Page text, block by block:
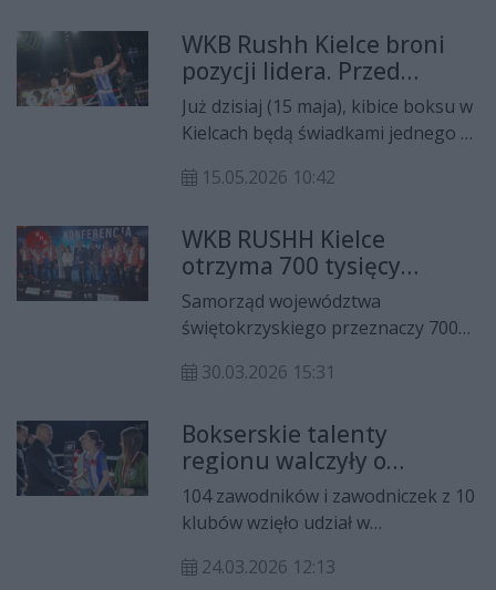
zawodników WKB RUSHH Kielce,
którzy przez najbliższy tydzień
będą rywalizować o medale
krajowej imprezy.
WKB Rushh Kielce broni
pozycji lidera. Przed
drużyną starcie z
Pomorzaninem Toruń
Już dzisiaj (15 maja), kibice boksu w
Kielcach będą świadkami jednego z
kolejki Polskiej Ligi Boksu. Lider
się we własnej hali z Pomorzaninem
Boxing Team Toruń. Początek tego
starcia o godzinie 16:40.
15.05.2026 10:42
WKB RUSHH Kielce
otrzyma 700 tysięcy
złotych na promocję
województwa
świętokrzyskiego
Samorząd województwa
świętokrzyskiego przeznaczy 700
poprzez sport. W poniedziałek w
Wojskowym Klubem Bokserskim
RUSHH, który jako drużynowy
wicemistrz Polski ma być
ambasadorem regionu na ringach
w całym kraju.
30.03.2026 15:31
Bokserskie talenty
regionu walczyły o
mistrzowskie tytuły
104 zawodników i zawodniczek z 10
klubów wzięło udział w
Okręgu Świętokrzyskiego 2026 w
24.03.2026 12:13